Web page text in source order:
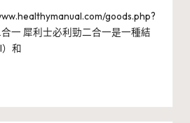
goods.php?
一 犀利士必利勁二合一是一種結
和